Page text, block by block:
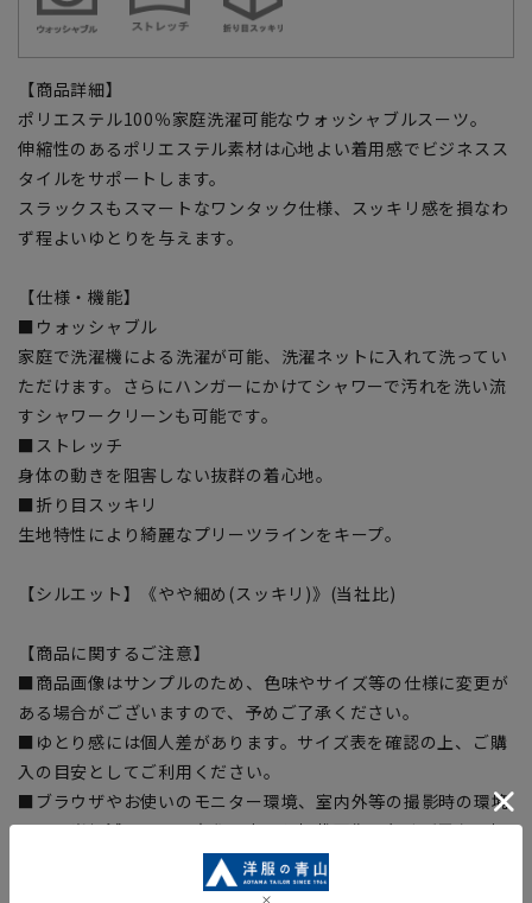
【商品詳細】
ポリエステル100％家庭洗濯可能なウォッシャブルスーツ。
伸縮性のあるポリエステル素材は心地よい着用感でビジネスス
タイルをサポートします。
スラックスもスマートなワンタック仕様、スッキリ感を損なわ
ず程よいゆとりを与えます。
【仕様・機能】
■ウォッシャブル
家庭で洗濯機による洗濯が可能、洗濯ネットに入れて洗ってい
ただけます。さらにハンガーにかけてシャワーで汚れを洗い流
すシャワークリーンも可能です。
■ストレッチ
身体の動きを阻害しない抜群の着心地。
■折り目スッキリ
生地特性により綺麗なプリーツラインをキープ。
【シルエット】《やや細め(スッキリ)》(当社比)
【商品に関するご注意】
■商品画像はサンプルのため、色味やサイズ等の仕様に変更が
ある場合がございますので、予めご了承ください。
■ゆとり感には個人差があります。サイズ表を確認の上、ご購
入の目安としてご利用ください。
■ブラウザやお使いのモニター環境、室内外等の撮影時の環境
下での光加減により、実際の商品と掲載画像の色味が異なる場
■生地や仕様・デザインにより、着用感や実際のサイズ表に若